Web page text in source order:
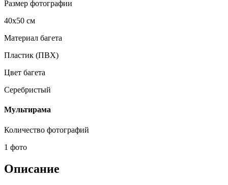
Размер фотографии
40х50 см
Материал багета
Пластик (ПВХ)
Цвет багета
Серебристый
Мультирама
Количество фотографий
1 фото
Описание